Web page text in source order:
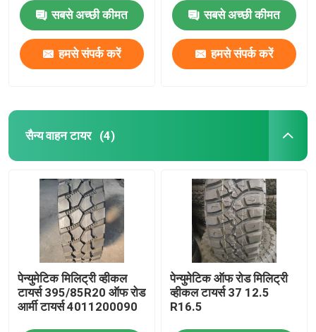
सबसे अच्छी कीमत
हमसे संपर्क करें
सबसे अच्छी कीमत
हमसे संपर्क करें
सैन्य वाहन टायर (4)
पेन्युमेटिक मिलिट्री व्हीकल
टायर्स 395/85R20 ऑफ रोड
आर्मी टायर्स 4011200090
पेन्युमेटिक ऑफ रोड मिलिट्री
व्हीकल टायर्स 37 12.5
R16.5